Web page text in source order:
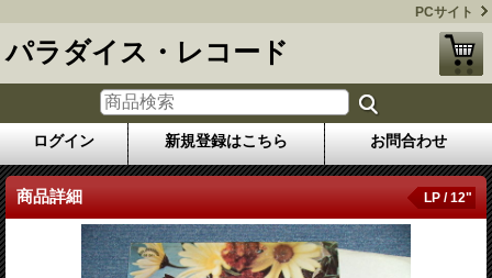
PCサイト
パラダイス・レコード
ログイン 新規登録はこちら お問合わせ
商品詳細 LP / 12"